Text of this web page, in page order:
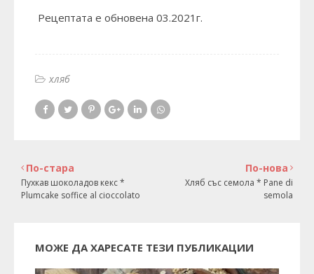
Рецептата е обновена 03.2021г.
хляб
По-нова
Хляб със семола * Pane di
semola
По-стара
Пухкав шоколадов кекс *
Plumcake soffice al cioccolato
МОЖЕ ДА ХАРЕСАТЕ ТЕЗИ ПУБЛИКАЦИИ